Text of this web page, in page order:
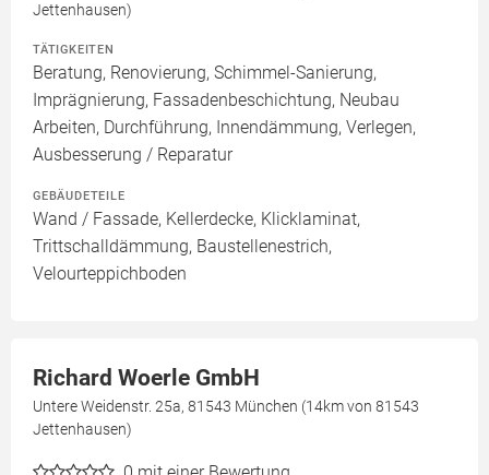
Jettenhausen)
TÄTIGKEITEN
Beratung, Renovierung, Schimmel-Sanierung,
Imprägnierung, Fassadenbeschichtung, Neubau
Arbeiten, Durchführung, Innendämmung, Verlegen,
Ausbesserung / Reparatur
GEBÄUDETEILE
Wand / Fassade, Kellerdecke, Klicklaminat,
Trittschalldämmung, Baustellenestrich,
Velourteppichboden
Richard Woerle GmbH
Untere Weidenstr. 25a, 81543 München (14km von 81543
Jettenhausen)